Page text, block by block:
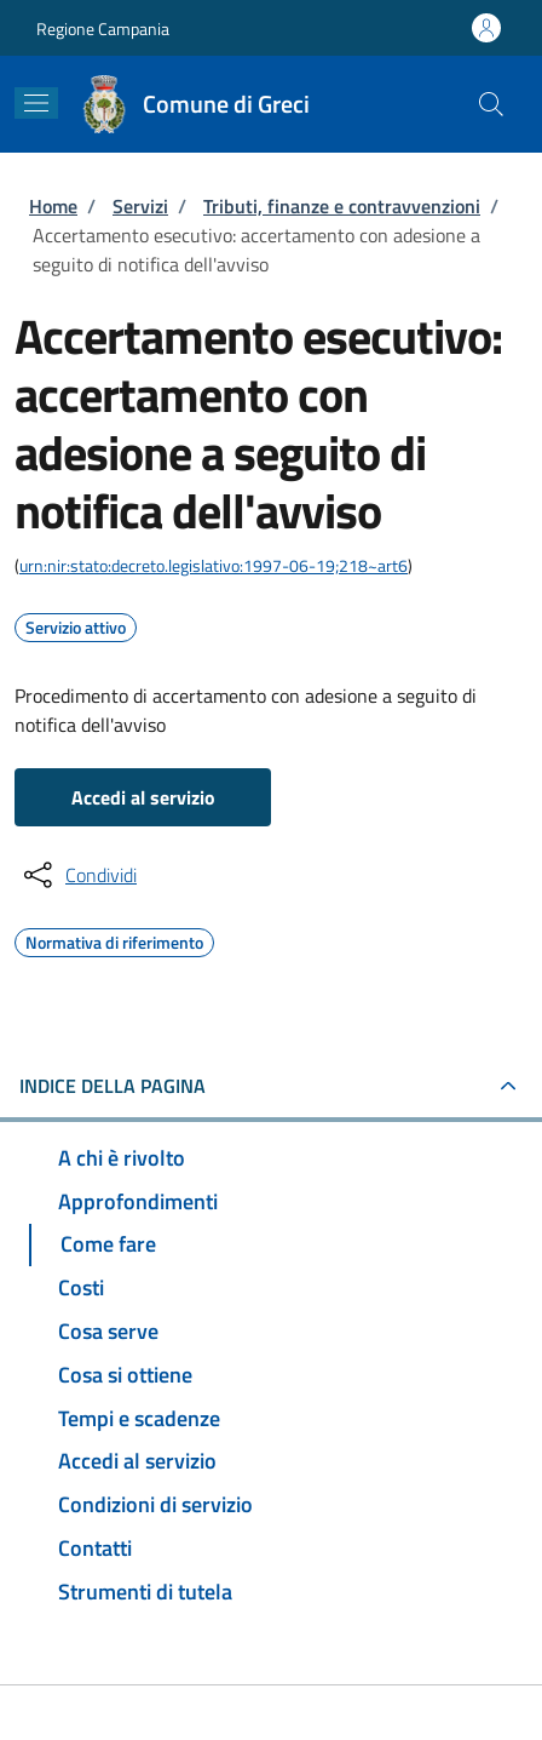
Regione Campania
Comune di Greci
Briciole di pane
Home / Servizi / Tributi, finanze e contravvenzioni /
Accertamento esecutivo: accertamento con adesione a
seguito di notifica dell'avviso
Accertamento esecutivo:
accertamento con
adesione a seguito di
notifica dell'avviso
(urn:nir:stato:decreto.legislativo:1997-06-19;218~art6)
Servizio attivo
Procedimento di accertamento con adesione a seguito di
notifica dell'avviso
Accedi al servizio
Condividi
Normativa di riferimento
INDICE DELLA PAGINA
A chi è rivolto
Approfondimenti
Come fare
Costi
Cosa serve
Cosa si ottiene
Tempi e scadenze
Accedi al servizio
Condizioni di servizio
Contatti
Strumenti di tutela